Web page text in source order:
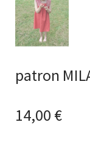
patron
14,00 €